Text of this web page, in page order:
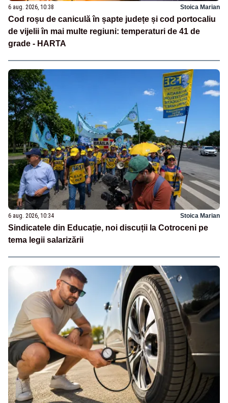
6 aug. 2026, 10:38 Stoica Marian
Cod roșu de caniculă în șapte județe și cod portocaliu
de vijelii în mai multe regiuni: temperaturi de 41 de
grade - HARTA
6 aug. 2026, 10:34 Stoica Marian
Sindicatele din Educație, noi discuții la Cotroceni pe
tema legii salarizării